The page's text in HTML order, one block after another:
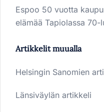
Espoo 50 vuotta
elämää Tapiolassa 70-
Artikkelit muualla
Helsingin Sanomien
Länsiväylän artikkeli